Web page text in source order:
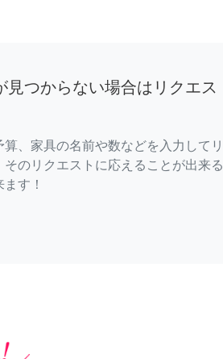
見つからない場合はリクエス
、家具の名前や数などを入力してリ
のリクエストに応えることが出来る
す！